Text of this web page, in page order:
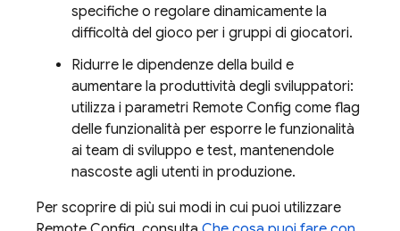
specifiche o regolare dinamicamente la
difficoltà del gioco per i gruppi di giocatori.
Ridurre le dipendenze della build e
aumentare la produttività degli sviluppatori:
utilizza i parametri Remote Config come flag
delle funzionalità per esporre le funzionalità
ai team di sviluppo e test, mantenendole
nascoste agli utenti in produzione.
Per scoprire di più sui modi in cui puoi utilizzare